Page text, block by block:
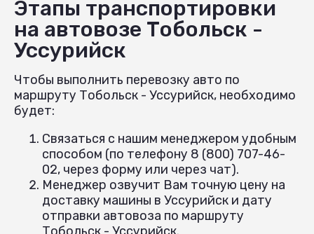
Этапы транспортировки
на автовозе Тобольск -
Уссурийск
Чтобы выполнить перевозку авто по
маршруту Тобольск - Уссурийск, необходимо
будет:
Связаться с нашим менеджером удобным
способом (по телефону 8 (800) 707-46-
02, через форму или через чат).
Менеджер озвучит Вам точную цену на
доставку машины в Уссурийск и дату
отправки автовоза по маршруту